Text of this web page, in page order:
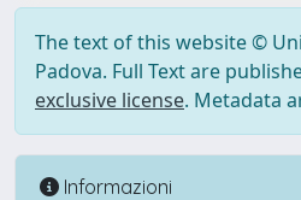
The text of this website ©
Padova. Full Text are
exclusive license. Metadata
Informazioni